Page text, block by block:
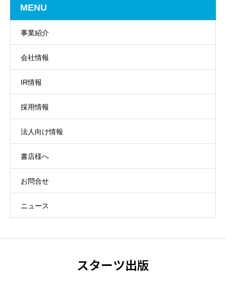
MENU
事業紹介
会社情報
IR情報
採用情報
法人向け情報
書店様へ
お問合せ
ニュース
スターツ出版